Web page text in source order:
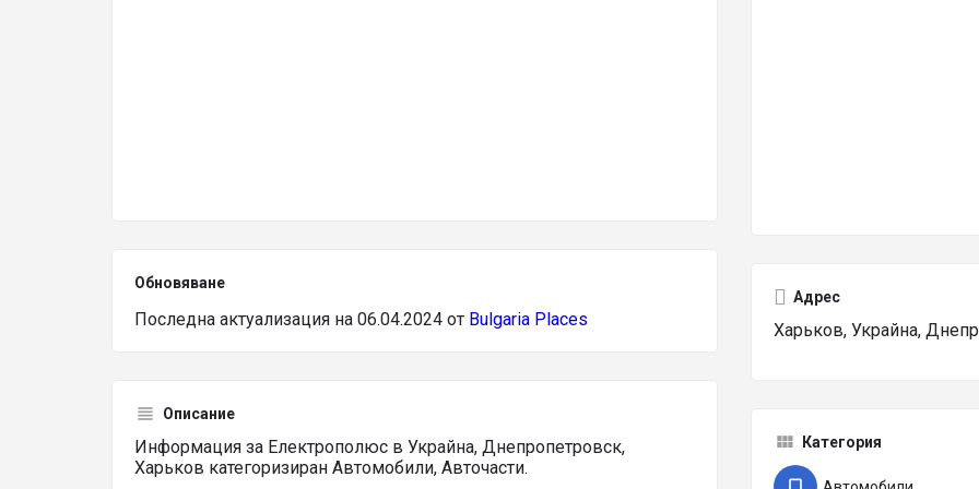
Обновяване
Последна актуализация на 06.04.2024 от Bulgaria Places
Описание
Информация за Електрополюс в Украйна, Днепропетровск,
Харьков категоризиран Автомобили, Авточасти.
Адрес
Харьков, Украйна,
Категория